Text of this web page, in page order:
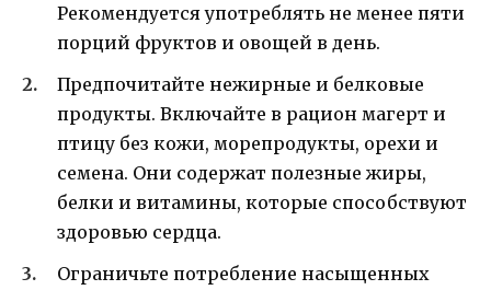
Рекомендуется употреблять не менее пяти
порций фруктов и овощей в день.
Предпочитайте нежирные и белковые
продукты. Включайте в рацион магерт и
птицу без кожи, морепродукты, орехи и
семена. Они содержат полезные жиры,
белки и витамины, которые способствуют
здоровью сердца.
Ограничьте потребление насыщенных